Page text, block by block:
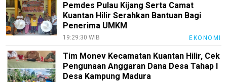
Pemdes Pulau Kijang Serta Camat
Kuantan Hilir Serahkan Bantuan Bagi
Penerima UMKM
19:29:30 WIB EKONOMI
Tim Monev Kecamatan Kuantan Hilir, Cek
Pengunaan Anggaran Dana Desa Tahap I
Desa Kampung Madura